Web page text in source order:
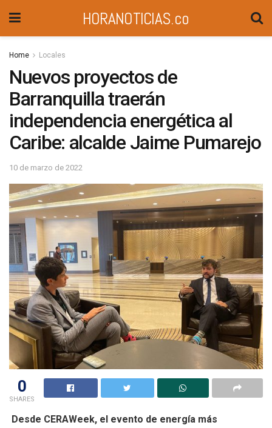
HORANOTICIAS.co
Home Locales
Nuevos proyectos de
Barranquilla traerán
independencia energética al
Caribe: alcalde Jaime Pumarejo
10 de marzo de 2022
0
SHARES
Desde CERAWeek, el evento de energía más